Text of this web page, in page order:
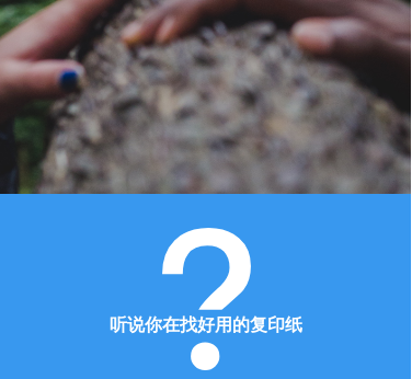
听说你在找好用的复印纸